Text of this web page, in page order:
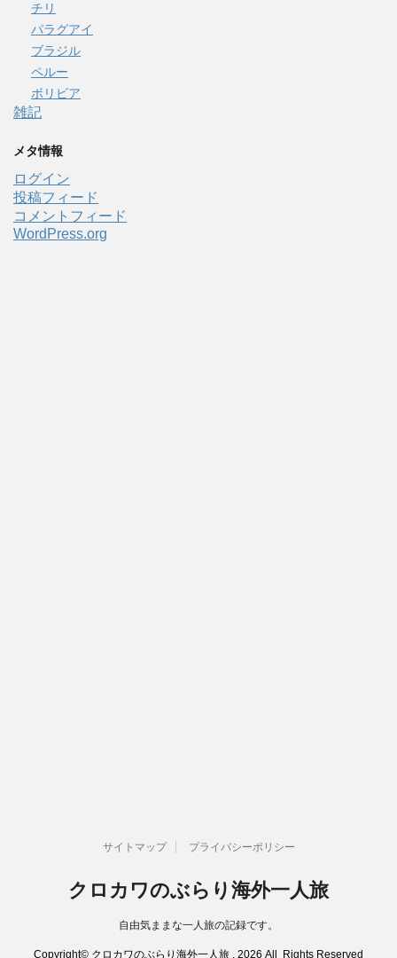
チリ
パラグアイ
ブラジル
ペルー
ボリビア
雑記
メタ情報
ログイン
投稿フィード
コメントフィード
WordPress.org
サイトマップ プライバシーポリシー
クロカワのぶらり海外一人旅
自由気ままな一人旅の記録です。
Copyright© クロカワのぶらり海外一人旅 , 2026 All Rights Reserved